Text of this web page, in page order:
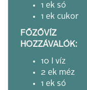
1 ek só
1 ek cukor
FŐZŐVÍZ
HOZZÁVALÓK:
10 l víz
2 ek méz
1 ek só